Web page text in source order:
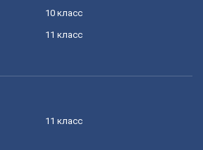
10 класс
11 класс
11 класс